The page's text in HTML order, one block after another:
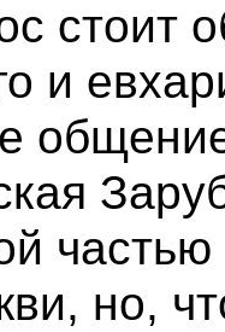
стоит
и
но,